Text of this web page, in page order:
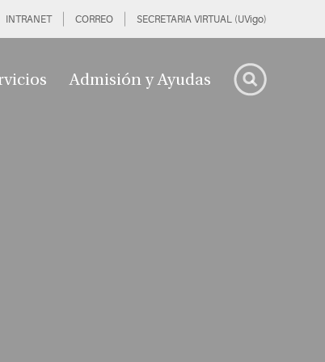
INTRANET CORREO SECRETARIA VIRTUAL (UVigo)
Admisión y Ayudas